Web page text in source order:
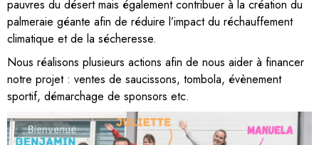
pauvres du désert mais également contribuer à la création du
palmeraie géante afin de réduire l’impact du réchauffement
climatique et de la sécheresse.
Nous réalisons plusieurs actions afin de nous aider à financer
notre projet : ventes de saucissons, tombola, évènement
sportif, démarchage de sponsors etc.